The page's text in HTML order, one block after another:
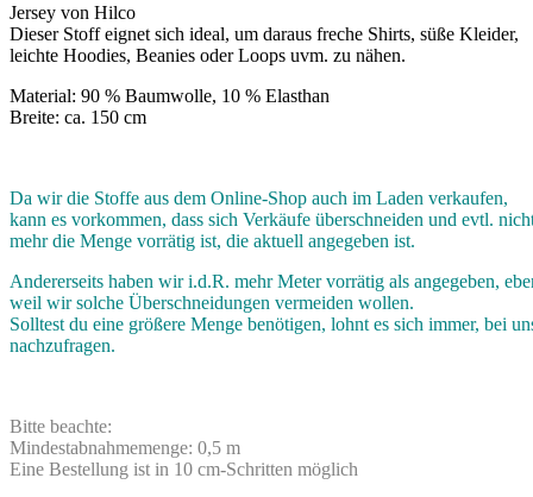
Jersey von Hilco
Dieser Stoff eignet sich ideal, um daraus freche Shirts, süße Kleider,
leichte Hoodies, Beanies oder Loops uvm. zu nähen.
Material: 90 % Baumwolle, 10 % Elasthan
Breite: ca. 150 cm
Da wir die Stoffe aus dem Online-Shop auch im Laden verkaufen,
kann es vorkommen, dass sich Verkäufe überschneiden und evtl.
mehr die Menge vorrätig ist, die aktuell angegeben ist.
Andererseits haben wir i.d.R. mehr Meter vorrätig als angegeben,
weil wir solche Überschneidungen vermeiden wollen.
Solltest du eine größere Menge benötigen, lohnt es sich immer, bei
nachzufragen.
Bitte beachte:
Mindestabnahmemenge: 0,5 m
Eine Bestellung ist in 10 cm-Schritten möglich